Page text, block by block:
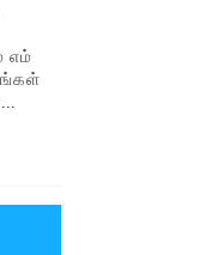
எம்